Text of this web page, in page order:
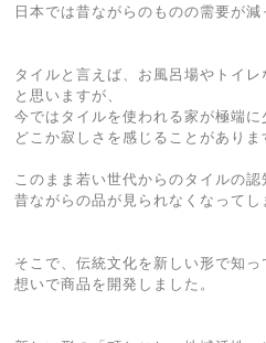
日本では昔ながらのものの需要が減
タイルと言えば、お風呂場やトイ
と思いますが、
今ではタイルを使われる家が極端
どこか寂しさを感じることがありま
このまま若い世代からのタイルの認
昔ながらの品が見られなくなってし
そこで、伝統文化を新しい形で知っ
想いで商品を開発しました。